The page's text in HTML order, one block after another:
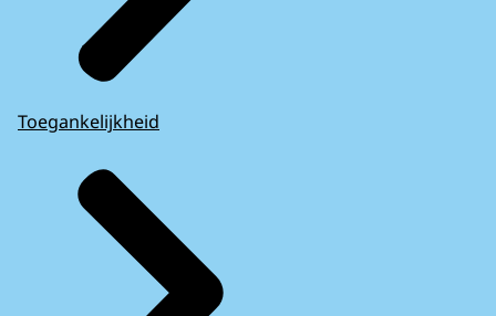
Toegankelijkheid